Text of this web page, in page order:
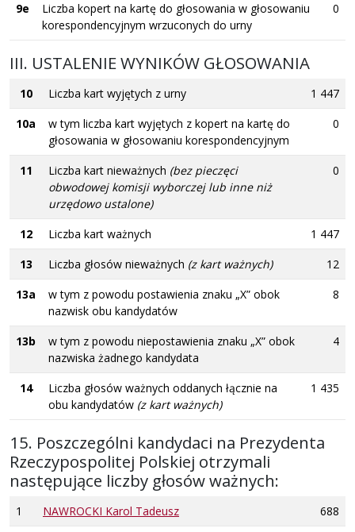
9e
Liczba kopert na kartę do głosowania w głosowaniu
korespondencyjnym wrzuconych do urny
0
III. USTALENIE WYNIKÓW GŁOSOWANIA
10 Liczba kart wyjętych z urny
1 447
10a
w tym liczba kart wyjętych z kopert na kartę do
głosowania w głosowaniu korespondencyjnym
0
11 Liczba kart nieważnych (bez pieczęci
obwodowej komisji wyborczej lub inne niż
urzędowo ustalone)
0
12 Liczba kart ważnych
1 447
13
Liczba głosów nieważnych (z kart ważnych)
12
13a
w tym z powodu postawienia znaku „X” obok
nazwisk obu kandydatów
8
13b
w tym z powodu niepostawienia znaku „X” obok
nazwiska żadnego kandydata
4
14
Liczba głosów ważnych oddanych łącznie na
obu kandydatów (z kart ważnych)
1 435
15. Poszczególni kandydaci na Prezydenta
Rzeczypospolitej Polskiej otrzymali
następujące liczby głosów ważnych:
1 NAWROCKI Karol Tadeusz 688